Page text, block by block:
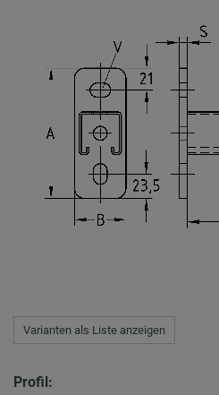
Varianten als Liste anzeigen
Profil: